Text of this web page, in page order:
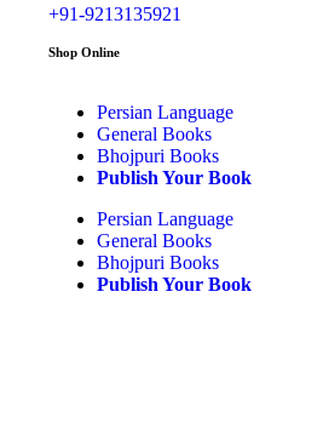
+91-9213135921
Shop Online
Persian Language
General Books
Bhojpuri Books
Publish Your Book
Persian Language
General Books
Bhojpuri Books
Publish Your Book